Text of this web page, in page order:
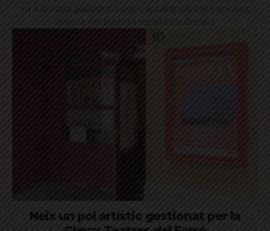
La nova sala, polivalent i amb capacitat per 250 persones,
estrena per primera vegada Freshwater
Neix un pol artístic gestionat per la